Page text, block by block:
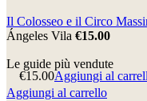
Il Colosseo e il Circo
Ángeles Vila €15.00
€15.00Aggiungi al
Le guide più vendute
Aggiungi al carrello